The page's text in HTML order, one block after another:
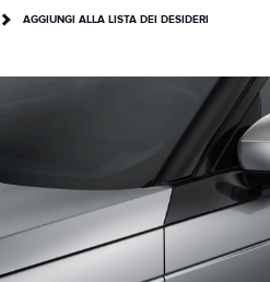
AGGIUNGI ALLA LISTA DEI DESIDERI